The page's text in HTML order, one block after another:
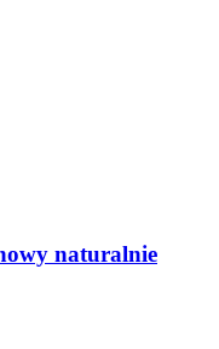
naturalnie